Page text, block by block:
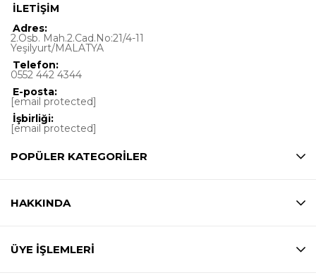
İLETİŞİM
Adres:
2.Osb. Mah.2.Cad.No:21/4-11
Yeşilyurt/MALATYA
Telefon:
0552 442 4344
E-posta:
[email protected]
İşbirliği:
[email protected]
POPÜLER KATEGORİLER
HAKKINDA
ÜYE İŞLEMLERİ